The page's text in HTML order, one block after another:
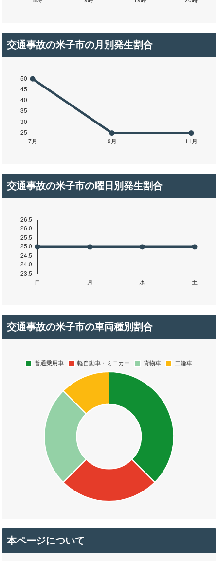
交通事故の米子市の月別発生割合
交通事故の米子市の曜日別発生割合
交通事故の米子市の車両種別割合
本ページについて